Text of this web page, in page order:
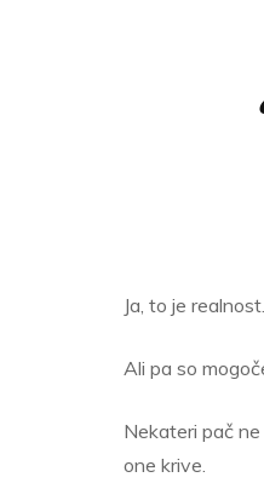
Ja, to je
Ali pa so
Nekateri pač
one krive.